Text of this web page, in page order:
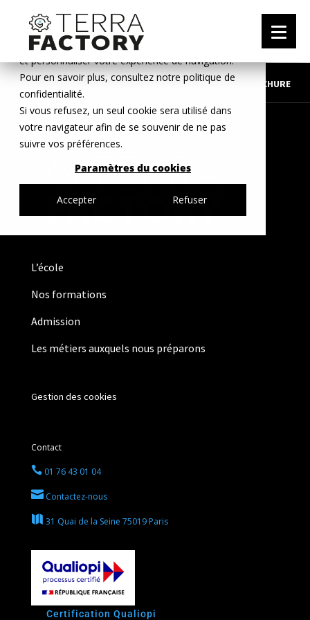
Ce site web stocke les cookies pour comprendre
vos interactions avec nous, nous souvenir de vous
et personnaliser votre expérience de navigation.
Pour en savoir plus, consultez notre politique de
confidentialité.
Si vous refusez, un seul cookie sera utilisé dans
votre navigateur afin de se souvenir de ne pas
suivre vos préférences.
Paramètres du cookies
Accepter Refuser
APPELER RI BROCHURE
L’école
Nos formations
Admission
Les métiers auxquels nous préparons
Gestion des cookies
Contact
01 76 43 01 04
Contactez-nous
 31 Quai de la Seine 75019 Paris
Certification Qualiopi